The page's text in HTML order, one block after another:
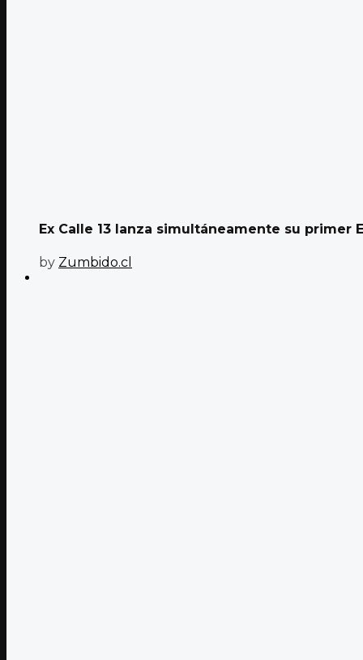
Ex Calle 13 lanza simultáneamente su primer
by Zumbido.cl